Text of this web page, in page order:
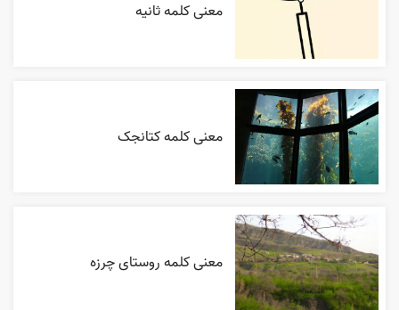
معنی کلمه ثانیه
معنی کلمه کتانجک
معنی کلمه روستای چرزه